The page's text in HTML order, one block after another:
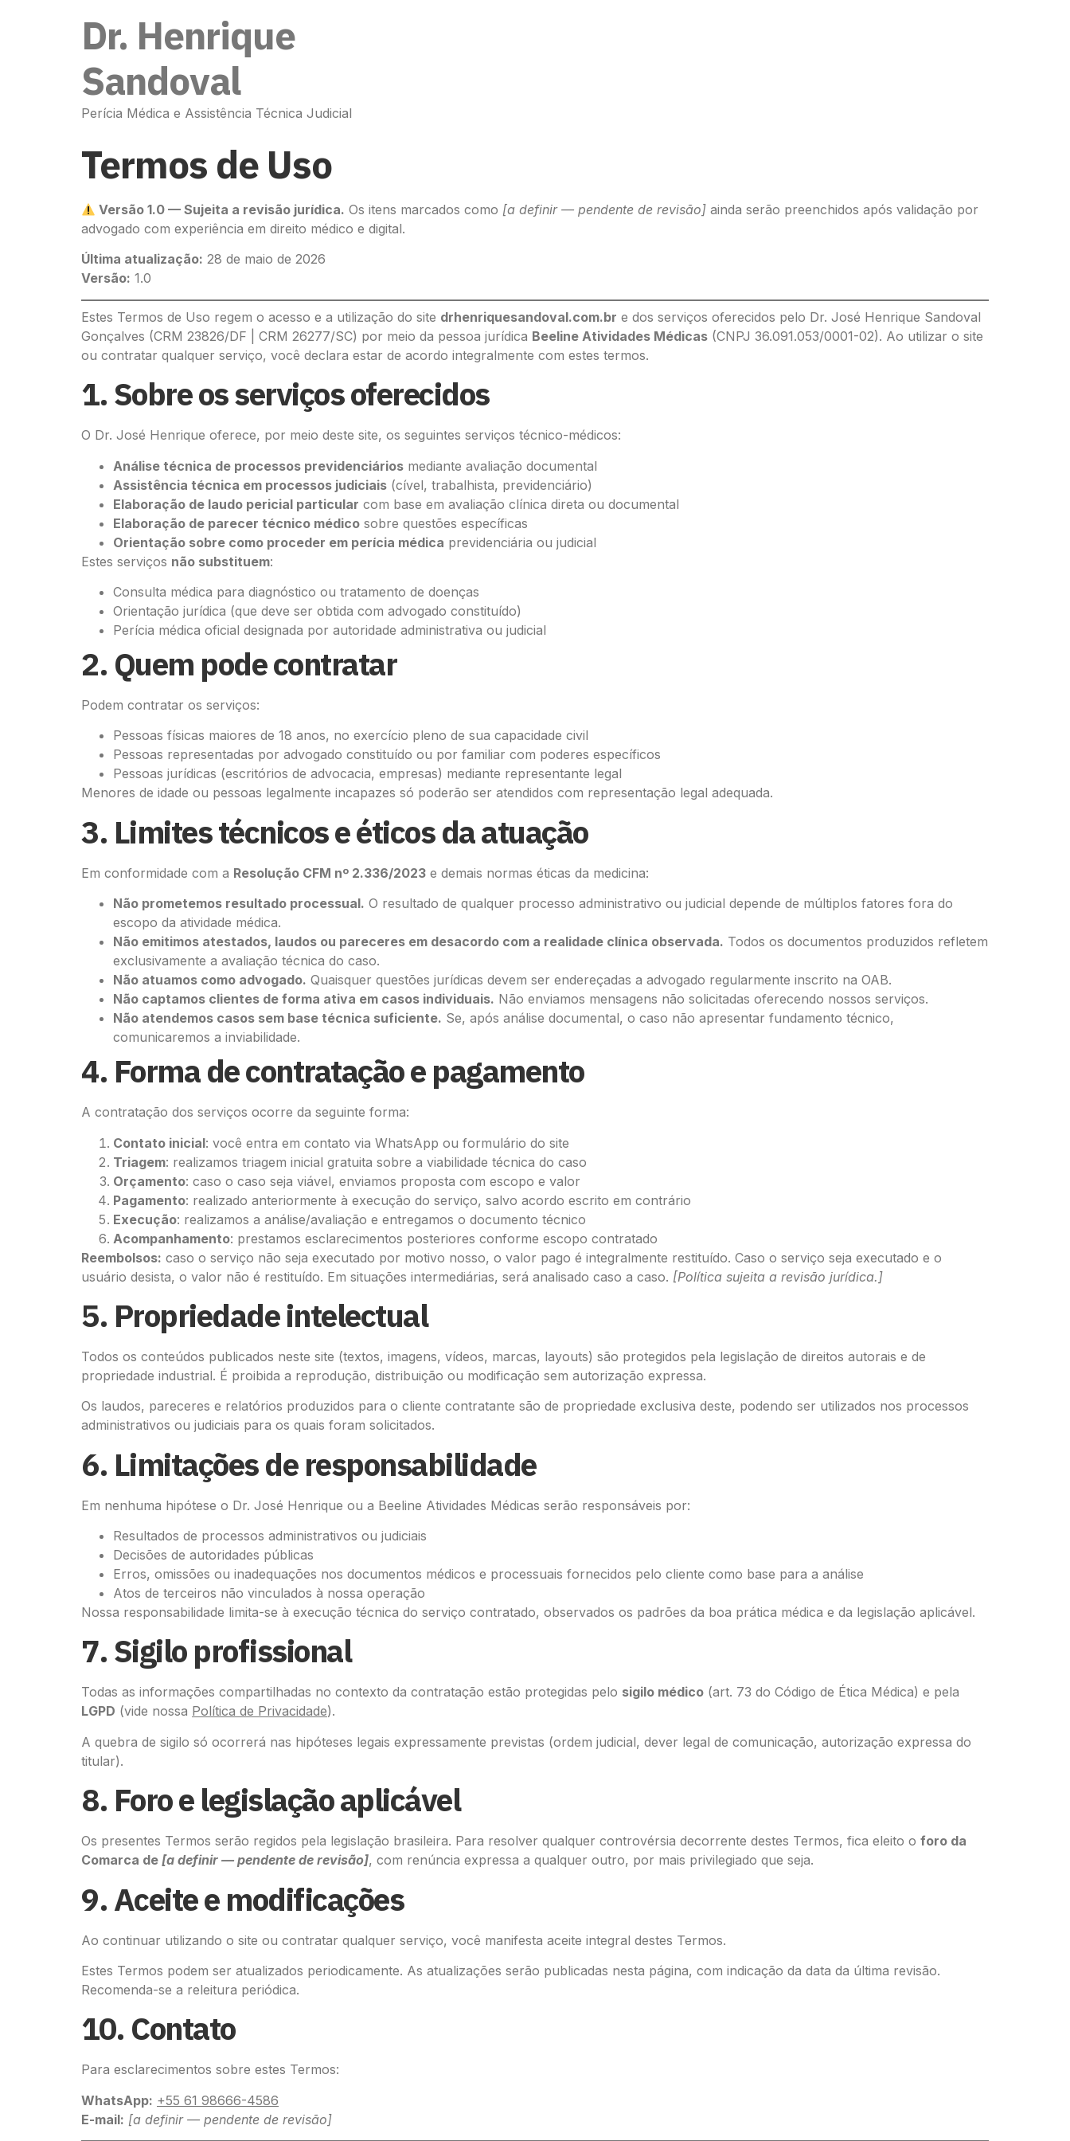
Dr. Henrique
Sandoval
Perícia Médica e Assistência Técnica Judicial
Termos de Uso
Versão 1.0 — Sujeita a revisão jurídica. Os itens marcados como [a definir — pendente de revisão] ainda serão preenchidos após validação por
advogado com experiência em direito médico e digital.
Última atualização: 28 de maio de 2026
Versão: 1.0
Estes Termos de Uso regem o acesso e a utilização do site drhenriquesandoval.com.br e dos serviços oferecidos pelo Dr. José Henrique Sandoval
Gonçalves (CRM 23826/DF | CRM 26277/SC) por meio da pessoa jurídica Beeline Atividades Médicas (CNPJ 36.091.053/0001-02). Ao utilizar o site
ou contratar qualquer serviço, você declara estar de acordo integralmente com estes termos.
1. Sobre os serviços oferecidos
O Dr. José Henrique oferece, por meio deste site, os seguintes serviços técnico-médicos:
Análise técnica de processos previdenciários mediante avaliação documental
Assistência técnica em processos judiciais (cível, trabalhista, previdenciário)
Elaboração de laudo pericial particular com base em avaliação clínica direta ou documental
Elaboração de parecer técnico médico sobre questões específicas
Orientação sobre como proceder em perícia médica previdenciária ou judicial
Estes serviços não substituem:
Consulta médica para diagnóstico ou tratamento de doenças
Orientação jurídica (que deve ser obtida com advogado constituído)
Perícia médica oficial designada por autoridade administrativa ou judicial
2. Quem pode contratar
Podem contratar os serviços:
Pessoas físicas maiores de 18 anos, no exercício pleno de sua capacidade civil
Pessoas representadas por advogado constituído ou por familiar com poderes específicos
Pessoas jurídicas (escritórios de advocacia, empresas) mediante representante legal
Menores de idade ou pessoas legalmente incapazes só poderão ser atendidos com representação legal adequada.
3. Limites técnicos e éticos da atuação
Em conformidade com a Resolução CFM nº 2.336/2023 e demais normas éticas da medicina:
Não prometemos resultado processual. O resultado de qualquer processo administrativo ou judicial depende de múltiplos fatores fora do
escopo da atividade médica.
Não emitimos atestados, laudos ou pareceres em desacordo com a realidade clínica observada. Todos os documentos produzidos refletem
exclusivamente a avaliação técnica do caso.
Não atuamos como advogado. Quaisquer questões jurídicas devem ser endereçadas a advogado regularmente inscrito na OAB.
Não captamos clientes de forma ativa em casos individuais. Não enviamos mensagens não solicitadas oferecendo nossos serviços.
Não atendemos casos sem base técnica suficiente. Se, após análise documental, o caso não apresentar fundamento técnico,
comunicaremos a inviabilidade.
4. Forma de contratação e pagamento
A contratação dos serviços ocorre da seguinte forma:
Contato inicial: você entra em contato via WhatsApp ou formulário do site
Triagem: realizamos triagem inicial gratuita sobre a viabilidade técnica do caso
Orçamento: caso o caso seja viável, enviamos proposta com escopo e valor
Pagamento: realizado anteriormente à execução do serviço, salvo acordo escrito em contrário
Execução: realizamos a análise/avaliação e entregamos o documento técnico
Acompanhamento: prestamos esclarecimentos posteriores conforme escopo contratado
Reembolsos: caso o serviço não seja executado por motivo nosso, o valor pago é integralmente restituído. Caso o serviço seja executado e o
usuário desista, o valor não é restituído. Em situações intermediárias, será analisado caso a caso. [Política sujeita a revisão jurídica.]
5. Propriedade intelectual
Todos os conteúdos publicados neste site (textos, imagens, vídeos, marcas, layouts) são protegidos pela legislação de direitos autorais e de
propriedade industrial. É proibida a reprodução, distribuição ou modificação sem autorização expressa.
Os laudos, pareceres e relatórios produzidos para o cliente contratante são de propriedade exclusiva deste, podendo ser utilizados nos processos
administrativos ou judiciais para os quais foram solicitados.
6. Limitações de responsabilidade
Em nenhuma hipótese o Dr. José Henrique ou a Beeline Atividades Médicas serão responsáveis por:
Resultados de processos administrativos ou judiciais
Decisões de autoridades públicas
Erros, omissões ou inadequações nos documentos médicos e processuais fornecidos pelo cliente como base para a análise
Atos de terceiros não vinculados à nossa operação
Nossa responsabilidade limita-se à execução técnica do serviço contratado, observados os padrões da boa prática médica e da legislação aplicável.
7. Sigilo profissional
Todas as informações compartilhadas no contexto da contratação estão protegidas pelo sigilo médico (art. 73 do Código de Ética Médica) e pela
LGPD (vide nossa Política de Privacidade).
A quebra de sigilo só ocorrerá nas hipóteses legais expressamente previstas (ordem judicial, dever legal de comunicação, autorização expressa do
titular).
8. Foro e legislação aplicável
Os presentes Termos serão regidos pela legislação brasileira. Para resolver qualquer controvérsia decorrente destes Termos, fica eleito o foro da
Comarca de [a definir — pendente de revisão], com renúncia expressa a qualquer outro, por mais privilegiado que seja.
9. Aceite e modificações
Ao continuar utilizando o site ou contratar qualquer serviço, você manifesta aceite integral destes Termos.
Estes Termos podem ser atualizados periodicamente. As atualizações serão publicadas nesta página, com indicação da data da última revisão.
Recomenda-se a releitura periódica.
10. Contato
Para esclarecimentos sobre estes Termos:
WhatsApp: +55 61 98666-4586
E-mail: [a definir — pendente de revisão]